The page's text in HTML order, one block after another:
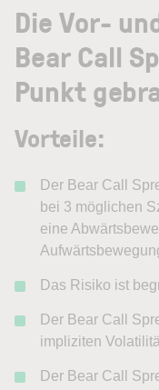
Die Vor-
Bear Call
Punkt
Vorteile:
Der Bear Call
bei 3 möglichen
eine
Das Risiko ist
Der Bear Call
impliziten
Der Bear Call